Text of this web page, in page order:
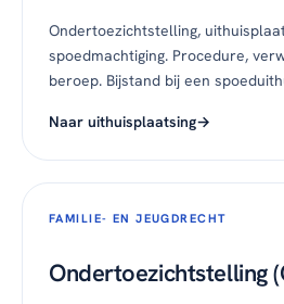
Ondertoezichtstelling,
spoedmachtiging. Procedure,
beroep. Bijstand bij een
Naar uithuisplaatsing
FAMILIE- EN JEUGDRECHT
Ondertoezichtstelling